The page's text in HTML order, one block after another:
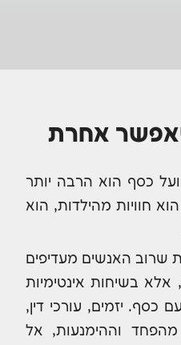
אחרת
כסף הוא הרבה יותר
חוויות מהילדות, הוא
שרוב האנשים מעדיפים
בשיחות אינטימיות
יזמים, עורכי דין,
וההימנעות, אל